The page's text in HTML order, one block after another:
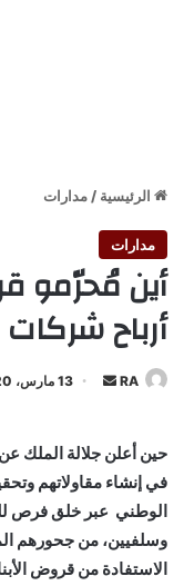
الرئيسية / مدارات
مدارات
أين مُحرّمو
أرباح
RA
أرسل 13 مارس، 2020
حين أعلن جلالة الملك
في إنشاء مقاولاتهم
الوطني عبر خلق فرص
وسلفيين، من جحورهم
الاستفادة من قروض